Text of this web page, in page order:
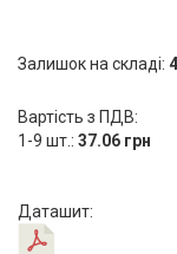
Тех.
Блог
Залишок на складі:
Вартість з ПДВ:
1-9 шт.: 37.06 грн
Даташит: